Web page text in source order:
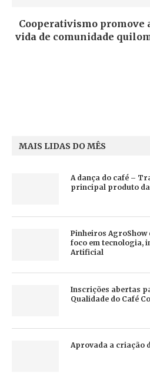
Cooperativismo promove
vida de comunidade
MAIS LIDAS DO MÊS
A dança do café –
principal produto
Pinheiros AgroShow
foco em tecnologia,
Artificial
Inscrições abertas
Qualidade do Café
Aprovada a criação